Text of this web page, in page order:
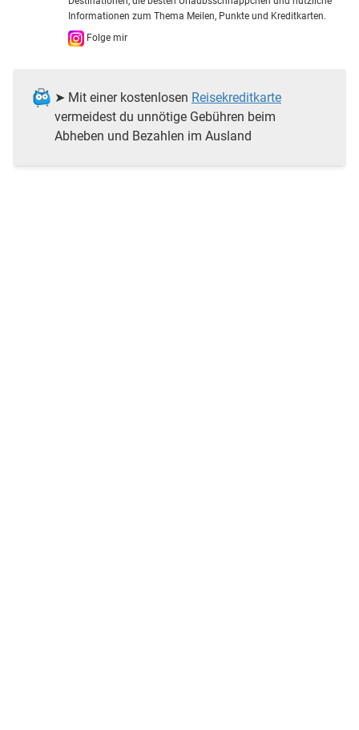
Informationen zum Thema Meilen, Punkte und Kreditkarten.
Folge mir
➤ Mit einer kostenlosen Reisekreditkarte
vermeidest du unnötige Gebühren beim
Abheben und Bezahlen im Ausland